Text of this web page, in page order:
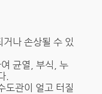
나 손상될 수 있
균열, 부식, 누
.
도관이 얼고 터질